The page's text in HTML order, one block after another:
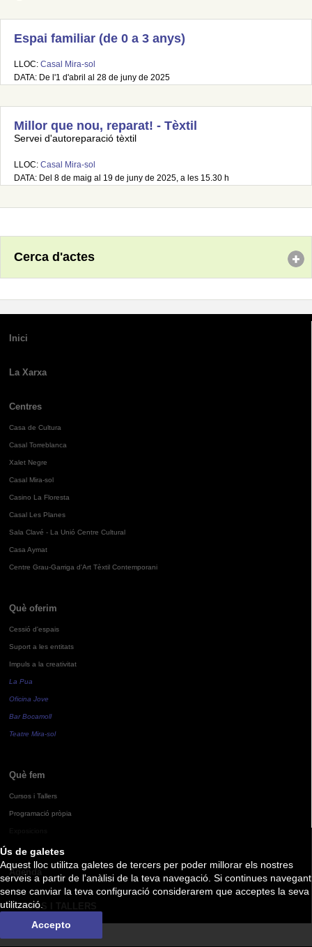
Ús de galetes
Aquest lloc utilitza galetes de tercers per poder millorar els nostres
serveis a partir de l'anàlisi de la teva navegació. Si continues navegant
sense canviar la teva configuració considerarem que acceptes la seva
utilització.
Accepto
Espai familiar (de 0 a 3 anys)
LLOC: Casal Mira-sol
DATA: De l'1 d'abril al 28 de juny de 2025
Millor que nou, reparat! - Tèxtil
Servei d'autoreparació tèxtil
LLOC: Casal Mira-sol
DATA: Del 8 de maig al 19 de juny de 2025, a les 15.30 h
Cerca d'actes
Inici
La Xarxa
Centres
Casa de Cultura
Casal Torreblanca
Xalet Negre
Casal Mira-sol
Casino La Floresta
Casal Les Planes
Sala Clavé - La Unió Centre Cultural
Casa Aymat
Centre Grau-Garriga d'Art Tèxtil Contemporani
Què oferim
Cessió d'espais
Suport a les entitats
Impuls a la creativitat
La Pua
Oficina Jove
Bar Bocamoll
Teatre Mira-sol
Què fem
Cursos i Tallers
Programació pròpia
Agenda
CURSOS I TALLERS